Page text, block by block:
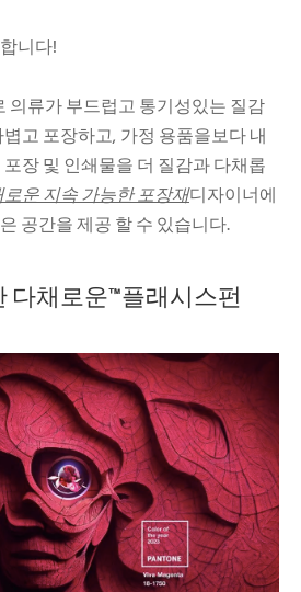
니다!
의류가 부드럽고 통기성있는 질감
고 포장하고, 가정 용품을보다 내
장 및 인쇄물을 더 질감과 다채롭
로운 지속 가능한 포장재디자이너에
공간을 제공 할 수 있습니다.
다채로운™플래시스펀